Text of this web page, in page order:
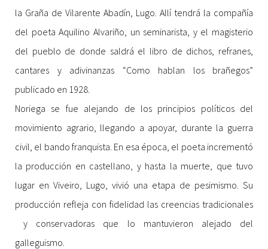
la Graña de Vilarente Abadín, Lugo. Allí tendrá la compañía
del poeta Aquilino Alvariño, un seminarista, y el magisterio
del pueblo de donde saldrá el libro de dichos, refranes,
cantares y adivinanzas “Como hablan los brañegos”
publicado en 1928.
Noriega se fue alejando de los principios políticos del
movimiento agrario, llegando a apoyar, durante la guerra
civil, el bando franquista. En esa época, el poeta incrementó
la producción en castellano, y hasta la muerte, que tuvo
lugar en Viveiro, Lugo, vivió una etapa de pesimismo. Su
producción refleja con fidelidad las creencias tradicionales
y conservadoras que lo mantuvieron alejado del
galleguismo.